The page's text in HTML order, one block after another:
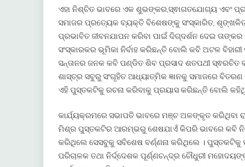
ଏହା ନିଶ୍ଚିତ ଭାବରେ ଏକ ଶୁଭଙ୍କର,ସ୍ଵାଗତଯୋଗ୍ୟ ଏବଂ
ସମାଜର ପ୍ରତ୍ୟେକ ବ୍ୟକ୍ତି ବିଶେଷଙ୍କୁ ସଂସ୍କାରିତ,
ପ୍ରଭାବିତ ଜୀବନଯାପନ କରିବା ପାଇଁ ଦିଗ୍ଦର୍ଶନ ଦେଇ
ସଂସ୍କାରକର ଭୂମିକା ନିର୍ବାହ କରିଛନ୍ତି ବୋଲି କବି ଅଟଳ
ସନ୍ତାନର ଜନକ କବି ପଣ୍ଡିତ ଶିବ ପ୍ରସାଦ ଶତପଥୀ
ଶାସ୍ତ୍ର ସବୁରୁ ସଂଗୃହିତ ଆଧ୍ୟାତ୍ମିକ ଜ୍ଞାନକୁ ସମାଜରେ
ଏହି ପୁସ୍ତକଟିକୁ ରଚନା କରିବାକୁ ପ୍ରୟାସ କରିଛନ୍ତି ବୋଲି
କାର୍ଯ୍ୟକ୍ରମରେ ସଭାପତି ଭାବରେ ମଞ୍ଚ ଅଳଙ୍କୃତ କରିଥିବା
ମିଶ୍ର ପୁସ୍ତକଟିର ଆରମ୍ଭରୁ ଶେଷଯାଏଁ କିପରି ଭାବରେ କବି
କରିଥିଲେ ସେସବୁକୁ ସବିଶେଷ ବର୍ଣ୍ଣନା କରିଥିଲେ ।
ପରିଚାଳକ ତଥା ନିର୍ଦ୍ଦେଶକ ପୂର୍ଣ୍ଣଚନ୍ଦ୍ର ଚୌଧୁରୀ